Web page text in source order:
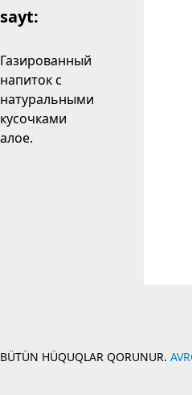
sayt:
Газированный
напиток с
натуральными
кусочками
алое.
BÜTÜN HÜQUQLAR QORUNUR.